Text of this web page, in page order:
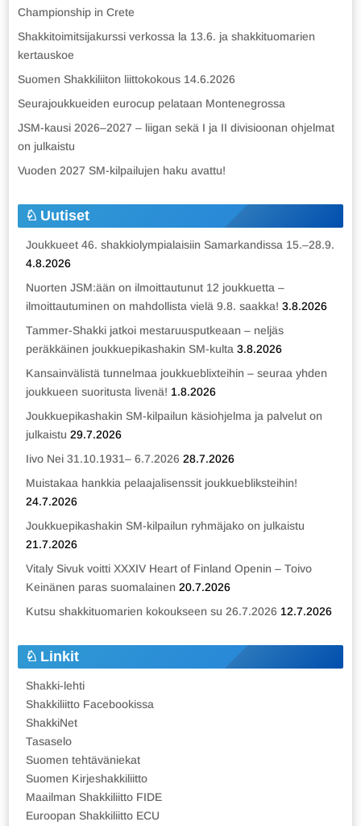
Championship in Crete
Shakkitoimitsijakurssi verkossa la 13.6. ja shakkituomarien
kertauskoe
Suomen Shakkiliiton liittokokous 14.6.2026
Seurajoukkueiden eurocup pelataan Montenegrossa
JSM-kausi 2026–2027 – liigan sekä I ja II divisioonan ohjelmat
on julkaistu
Vuoden 2027 SM-kilpailujen haku avattu!
Uutiset
Joukkueet 46. shakkiolympialaisiin Samarkandissa 15.–28.9.
4.8.2026
Nuorten JSM:ään on ilmoittautunut 12 joukkuetta –
ilmoittautuminen on mahdollista vielä 9.8. saakka! 3.8.2026
Tammer-Shakki jatkoi mestaruusputkeaan – neljäs
peräkkäinen joukkuepikashakin SM-kulta 3.8.2026
Kansainvälistä tunnelmaa joukkueblixteihin – seuraa yhden
joukkueen suoritusta livenä! 1.8.2026
Joukkuepikashakin SM-kilpailun käsiohjelma ja palvelut on
julkaistu 29.7.2026
Iivo Nei 31.10.1931– 6.7.2026 28.7.2026
Muistakaa hankkia pelaajalisenssit joukkuebliksteihin!
24.7.2026
Joukkuepikashakin SM-kilpailun ryhmäjako on julkaistu
21.7.2026
Vitaly Sivuk voitti XXXIV Heart of Finland Openin – Toivo
Keinänen paras suomalainen 20.7.2026
Kutsu shakkituomarien kokoukseen su 26.7.2026 12.7.2026
Linkit
Shakki-lehti
Shakkiliitto Facebookissa
ShakkiNet
Tasaselo
Suomen tehtäväniekat
Suomen Kirjeshakkiliitto
Maailman Shakkiliitto FIDE
Euroopan Shakkiliitto ECU